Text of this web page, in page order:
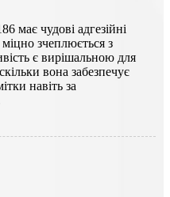
має чудові адгезійні
зчеплюється з
є вирішальною для
вона забезпечує
навіть за